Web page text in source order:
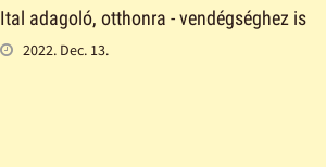
Ital adagoló, otthonra - vendégséghez is
2022. Dec. 13.